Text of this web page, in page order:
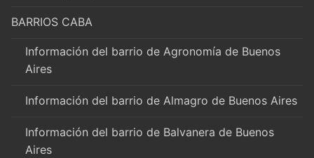
BARRIOS CABA
Información del barrio de Agronomía de Buenos
Aires
Información del barrio de Almagro de Buenos Aires
Información del barrio de Balvanera de Buenos
Aires